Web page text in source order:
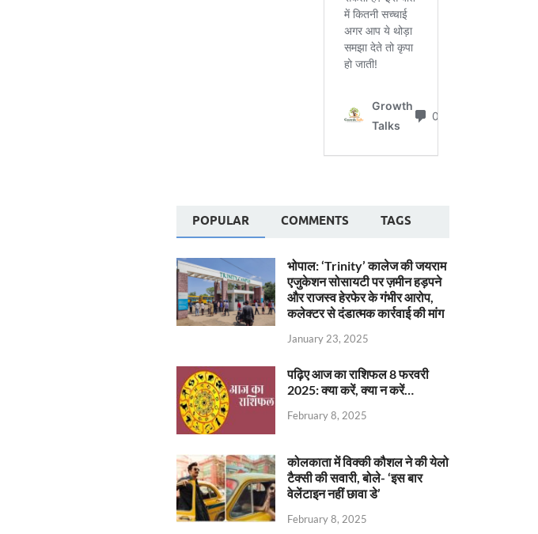
POPULAR COMMENTS TAGS
भोपाल: ‘Trinity’ कालेज की जयराम
एजुकेशन सोसायटी पर ज़मीन हड़पने
और राजस्व हेरफेर के गंभीर आरोप,
कलेक्टर से दंडात्मक कार्रवाई की मांग
January 23, 2025
पढ़िए आज का राशिफल 8 फरवरी
2025: क्या करें, क्या न करें…
February 8, 2025
कोलकाता में विक्की कौशल ने की येलो
टैक्सी की सवारी, बोले- ‘इस बार
वेलेंटाइन नहीं छावा डे’
February 8, 2025